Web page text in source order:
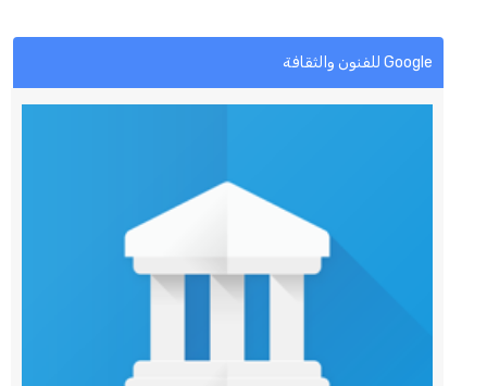
Google للفنون والثقافة